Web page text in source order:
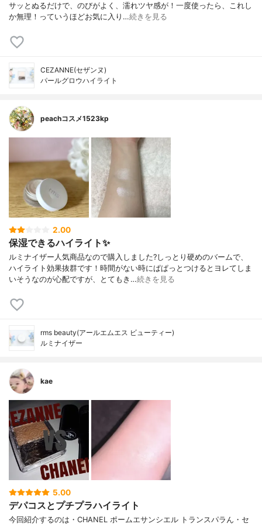
サッとぬるだけで、のびがよく、濡れツヤ感が！一度使ったら、これし
か無理！っていうほどお気に入り…続きを見る
CEZANNE(セザンヌ)
パールグロウハイライト
peachコスメ1523kp
2.00
保湿できるハイライト✨
ルミナイザー人気商品なので購入しました?しっとり硬めのバームで、
ハイライト効果抜群です！時間がない時にぱぱっとつけるとヨレてしま
いそうなのが心配ですが、とてもき…続きを見る
rms beauty(アールエムエス ビューティー)
ルミナイザー
kae
5.00
デパコスとプチプラハイライト
今回紹介するのは・CHANEL ポームエサンシエル トランスパラん・セ